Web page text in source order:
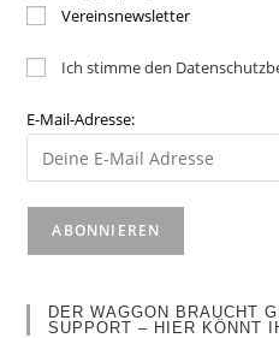
Vereinsnewsletter
Ich stimme den
E-Mail-Adresse:
DER WAGGON BRAUCHT
SUPPORT – HIER KÖNNT